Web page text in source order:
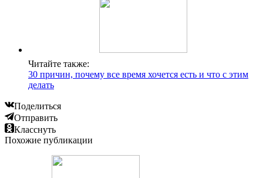
Читайте также:
30 причин, почему все время хочется есть и что с этим
делать
Поделиться
Отправить
Класснуть
Похожие публикации